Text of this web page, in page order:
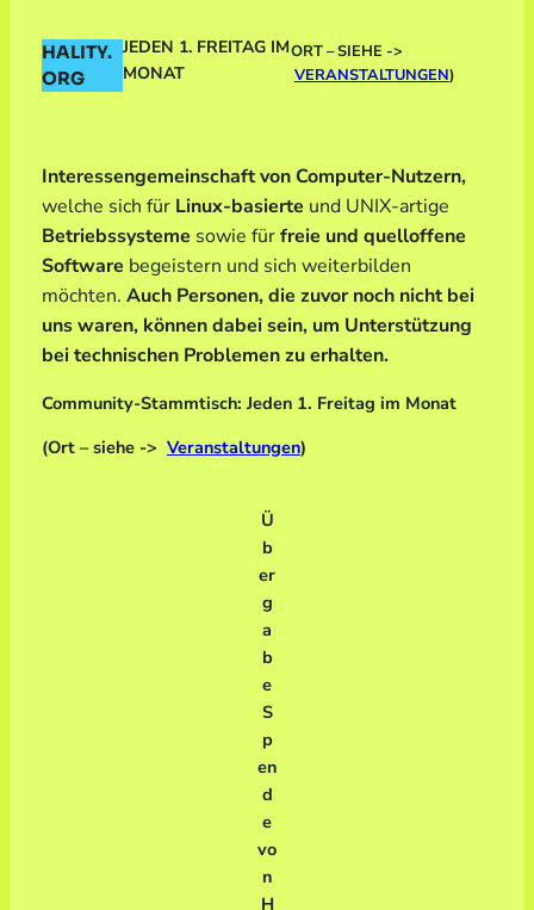
HALITY.
ORG
JEDEN 1. FREITAG IM
MONAT
ORT – SIEHE ->
VERANSTALTUNGEN)
Interessengemeinschaft von Computer-Nutzern,
welche sich für Linux-basierte und UNIX-artige
Betriebssysteme sowie fürfreie und quelloffene
Software begeistern und sich weiterbilden
möchten. Auch Personen, die zuvor noch nicht bei
uns waren, können dabei sein, um Unterstützung
bei technischen Problemen zu erhalten.
Community-Stammtisch: Jeden 1. Freitag im Monat
(Ort – siehe -> Veranstaltungen)
Ü
b
er
g
a
b
e
S
p
en
d
e
vo
n
H